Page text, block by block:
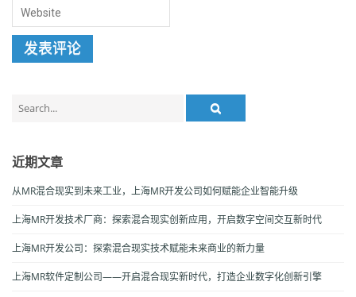
for:
近期文章
从MR混合现实到未来工业，上海MR开发公司如何赋能企业智能升级
上海MR开发技术厂商：探索混合现实创新应用，开启数字空间交互新时代
上海MR开发公司：探索混合现实技术赋能未来商业的新力量
上海MR软件定制公司——开启混合现实新时代，打造企业数字化创新引擎